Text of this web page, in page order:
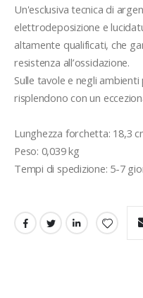
Un'esclusiva tecnica di
elettrodeposizione e
altamente qualificati, che
resistenza all’ossidazione.
Sulle tavole e negli
risplendono con un
Lunghezza forchetta: 18,3
Peso: 0,039 kg
Tempi di spedizione: 5-7